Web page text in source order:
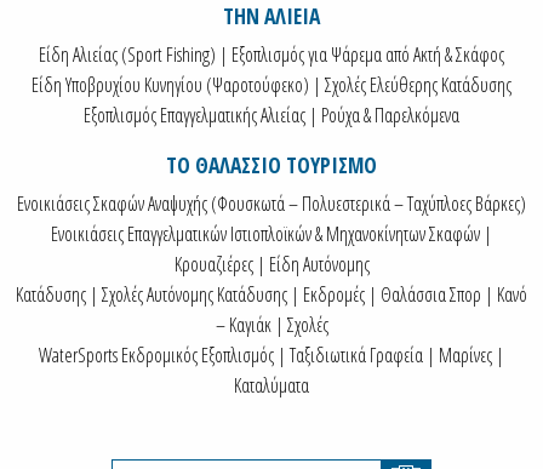
ΤΗΝ ΑΛΙΕΙΑ
Είδη Αλιείας (Sport Fishing) | Εξοπλισμός για Ψάρεμα από Ακτή & Σκάφος
Είδη Υποβρυχίου Κυνηγίου (Ψαροτούφεκο) | Σχολές Ελεύθερης Κατάδυσης
Εξοπλισμός Επαγγελματικής Αλιείας | Ρούχα & Παρελκόμενα
ΤΟ ΘΑΛΑΣΣΙΟ ΤΟΥΡΙΣΜΟ
Ενοικιάσεις Σκαφών Αναψυχής (Φουσκωτά – Πολυεστερικά – Ταχύπλοες Βάρκες)
Ενοικιάσεις Επαγγελματικών Ιστιοπλοϊκών & Μηχανοκίνητων Σκαφών |
Κρουαζιέρες | Είδη Αυτόνομης
Κατάδυσης | Σχολές Αυτόνομης Κατάδυσης | Εκδρομές | Θαλάσσια Σπορ | Κανό
– Καγιάκ | Σχολές
WaterSports Εκδρομικός Εξοπλισμός | Ταξιδιωτικά Γραφεία | Μαρίνες |
Καταλύματα